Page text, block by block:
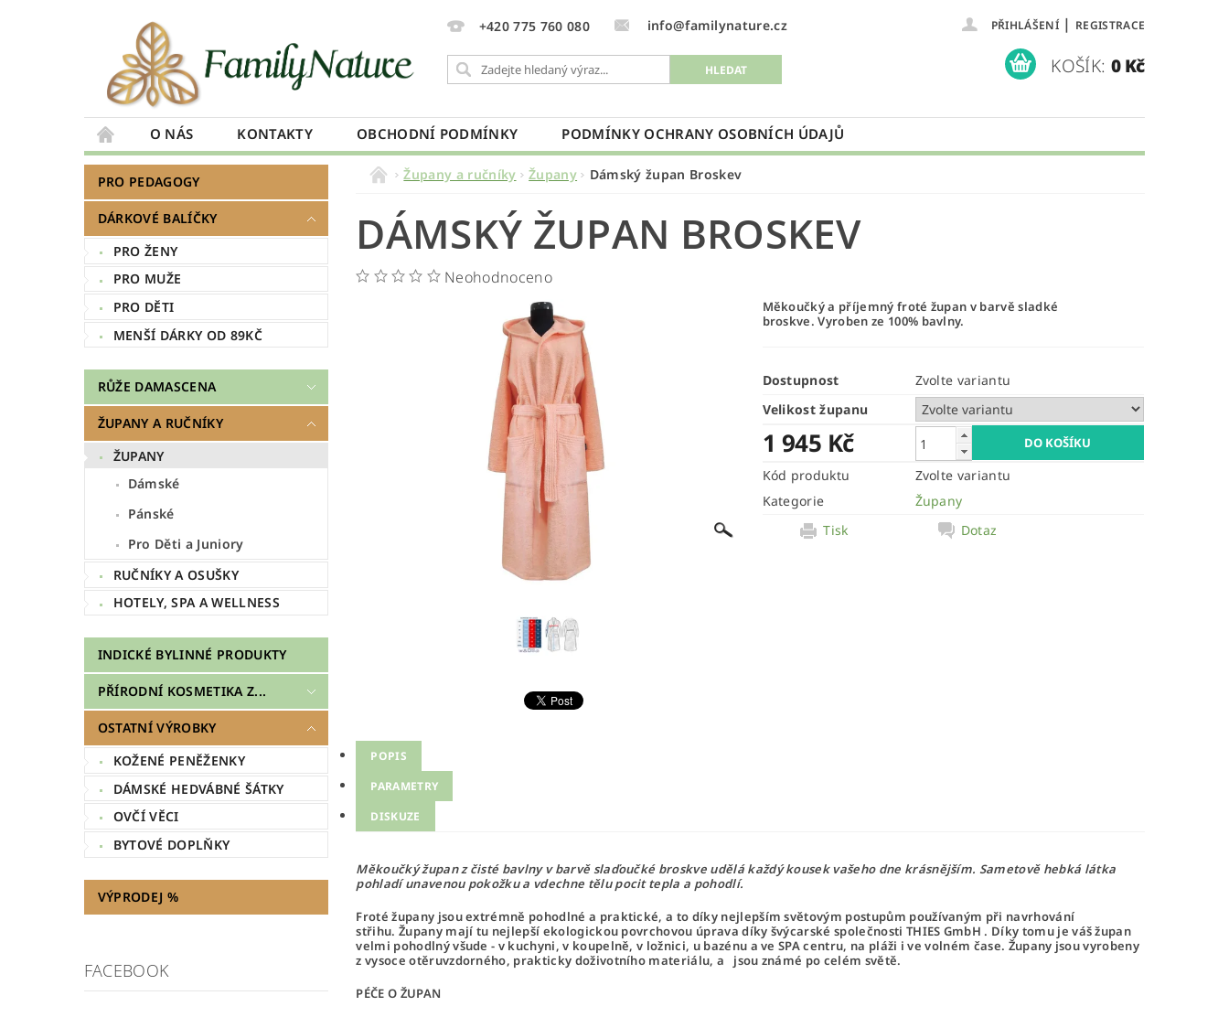
+420 775 760 080 info@familynature.cz PŘIHLÁŠENÍ | REGISTRACE
KOŠÍK: 0 Kč
O NÁS KONTAKTY OBCHODNÍ PODMÍNKY PODMÍNKY OCHRANY OSOBNÍCH ÚDAJŮ
PRO PEDAGOGY
DÁRKOVÉ BALÍČKY
PRO ŽENY
PRO MUŽE
PRO DĚTI
MENŠÍ DÁRKY OD 89KČ
RŮŽE DAMASCENA
ŽUPANY A RUČNÍKY
ŽUPANY
Dámské
Pánské
Pro Děti a Juniory
RUČNÍKY A OSUŠKY
HOTELY, SPA A WELLNESS
INDICKÉ BYLINNÉ PRODUKTY
PŘÍRODNÍ KOSMETIKA Z...
OSTATNÍ VÝROBKY
KOŽENÉ PENĚŽENKY
DÁMSKÉ HEDVÁBNÉ ŠÁTKY
OVČÍ VĚCI
BYTOVÉ DOPLŇKY
VÝPRODEJ %
FACEBOOK
Župany a ručníky Župany Dámský župan Broskev
DÁMSKÝ ŽUPAN BROSKEV
Neohodnoceno
Měkoučký a příjemný froté župan v barvě sladké
broskve.Vyroben ze 100% bavlny.
Dostupnost
Zvolte variantu
Velikost županu
1 945 Kč
Kód produktu
Zvolte variantu
Kategorie
Župany
Tisk
Dotaz
POPIS
PARAMETRY
DISKUZE
Měkoučký župan z čisté bavlny v barvě slaďoučké broskve udělá každý kousek vašeho dne krásnějším. Sametově hebká látka
pohladí unavenou pokožku a vdechne tělu pocit tepla a pohodlí.
Froté župany jsou extrémně pohodlné a praktické, a to díky nejlepším světovým postupům používaným při navrhování
střihu. Župany mají tu nejlepší ekologickou povrchovou úprava díky švýcarské společnosti THIES GmbH . Díky tomu je váš župan
velmi pohodlný všude - v kuchyni, v koupelně, v ložnici, u bazénu a ve SPA centru, na pláži i ve volném čase. Župany jsou vyrobeny
z vysoce otěruvzdorného, ​​prakticky doživotního materiálu, a jsou známé po celém světě.
PÉČE O ŽUPAN